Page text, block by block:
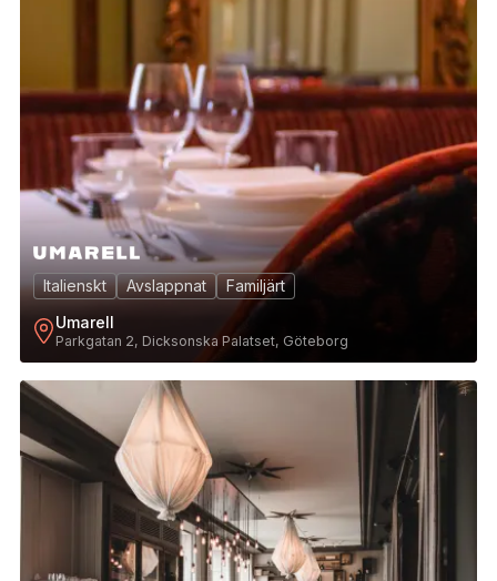
Italienskt Avslappnat
Familjärt
Umarell
Parkgatan 2, Dicksonska Palatset, Göteborg
4